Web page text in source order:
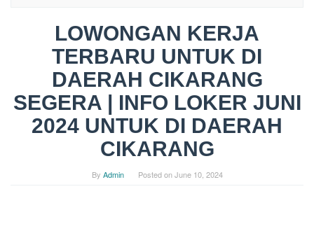
LOWONGAN KERJA
TERBARU UNTUK DI
DAERAH CIKARANG
SEGERA | INFO LOKER JUNI
2024 UNTUK DI DAERAH
CIKARANG
By Admin Posted onJune 10, 2024